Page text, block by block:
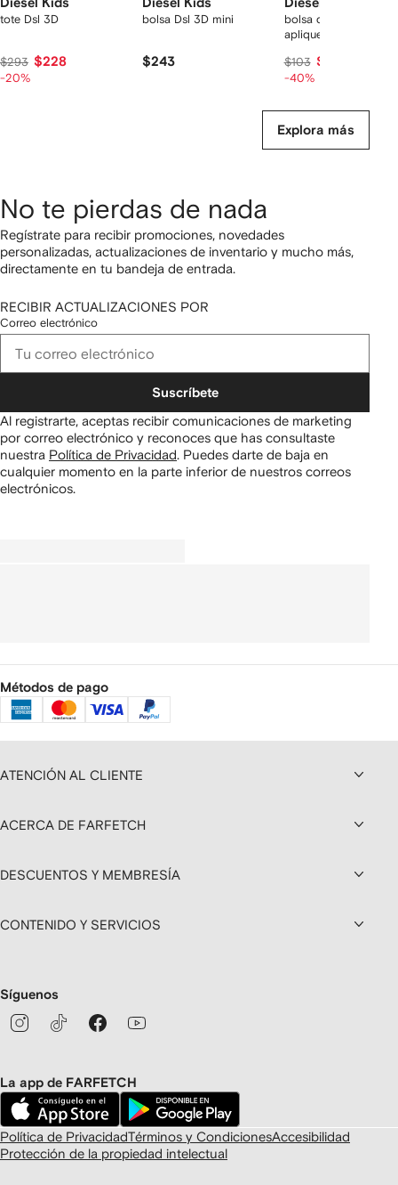
Diesel Kids
tote Dsl 3D
$293 $228
-20%
Diesel Kids
bolsa Dsl 3D mini
$243
Diesel Kids
bolsa de hombro con
apliques
$103 $63
-40%
Explora más
No te pierdas de nada
Regístrate para recibir promociones, novedades
personalizadas, actualizaciones de inventario y mucho más,
directamente en tu bandeja de entrada.
RECIBIR ACTUALIZACIONES POR
Correo electrónico
Suscríbete
Al registrarte, aceptas recibir comunicaciones de marketing
por correo electrónico y reconoces que has consultaste
nuestra Política de Privacidad. Puedes darte de baja en
cualquier momento en la parte inferior de nuestros correos
electrónicos.
Métodos de pago
ATENCIÓN AL CLIENTE
ACERCA DE FARFETCH
DESCUENTOS Y MEMBRESÍA
CONTENIDO Y SERVICIOS
Síguenos
La app de FARFETCH
Política de PrivacidadTérminos y CondicionesAccesibilidad
Protección de la propiedad intelectual